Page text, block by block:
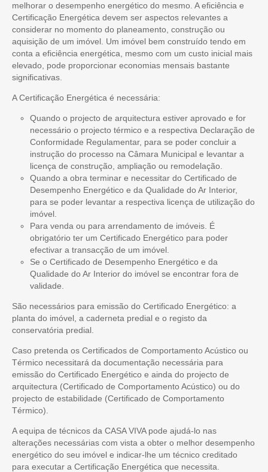
melhorar o desempenho energético do mesmo. A eficiência e
Certificação Energética devem ser aspectos relevantes a
considerar no momento do planeamento, construção ou
aquisição de um imóvel. Um imóvel bem construído tendo em
conta a eficiência energética, mesmo com um custo inicial mais
elevado, pode proporcionar economias mensais bastante
significativas.
A Certificação Energética é necessária:
Quando o projecto de arquitectura estiver aprovado e for
necessário o projecto térmico e a respectiva Declaração de
Conformidade Regulamentar, para se poder concluir a
instrução do processo na Câmara Municipal e levantar a
licença de construção, ampliação ou remodelação.
Quando a obra terminar e necessitar do Certificado de
Desempenho Energético e da Qualidade do Ar Interior,
para se poder levantar a respectiva licença de utilização do
imóvel.
Para venda ou para arrendamento de imóveis. É
obrigatório ter um Certificado Energético para poder
efectivar a transacção de um imóvel.
Se o Certificado de Desempenho Energético e da
Qualidade do Ar Interior do imóvel se encontrar fora de
validade.
São necessários para emissão do Certificado Energético: a
planta do imóvel, a caderneta predial e o registo da
conservatória predial.
Caso pretenda os Certificados de Comportamento Acústico ou
Térmico necessitará da documentação necessária para
emissão do Certificado Energético e ainda do projecto de
arquitectura (Certificado de Comportamento Acústico) ou do
projecto de estabilidade (Certificado de Comportamento
Térmico).
A equipa de técnicos da CASA VIVA pode ajudá-lo nas
alterações necessárias com vista a obter o melhor desempenho
energético do seu imóvel e indicar-lhe um técnico creditado
para executar a Certificação Energética que necessita.